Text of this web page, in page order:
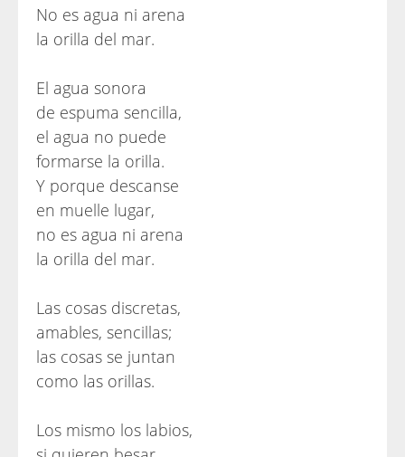
No es agua ni arena
la orilla del mar.
El agua sonora
de espuma sencilla,
el agua no puede
formarse la orilla.
Y porque descanse
en muelle lugar,
no es agua ni arena
la orilla del mar.
Las cosas discretas,
amables, sencillas;
las cosas se juntan
como las orillas.
Los mismo los labios,